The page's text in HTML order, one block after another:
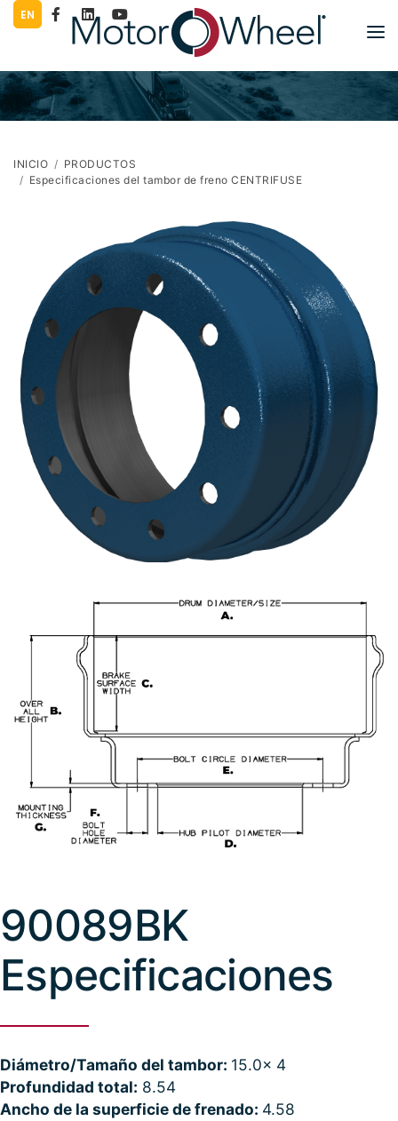
EN
PRODUCTOS
LITERATURA
PRENSA
CONTACTO
INICIO
PRODUCTOS
Especificaciones del tambor de freno CENTRIFUSE
90089BK
Especificaciones
Diámetro/Tamaño del tambor: 15.0x 4
Profundidad total: 8.54
Ancho de la superficie de frenado: 4.58